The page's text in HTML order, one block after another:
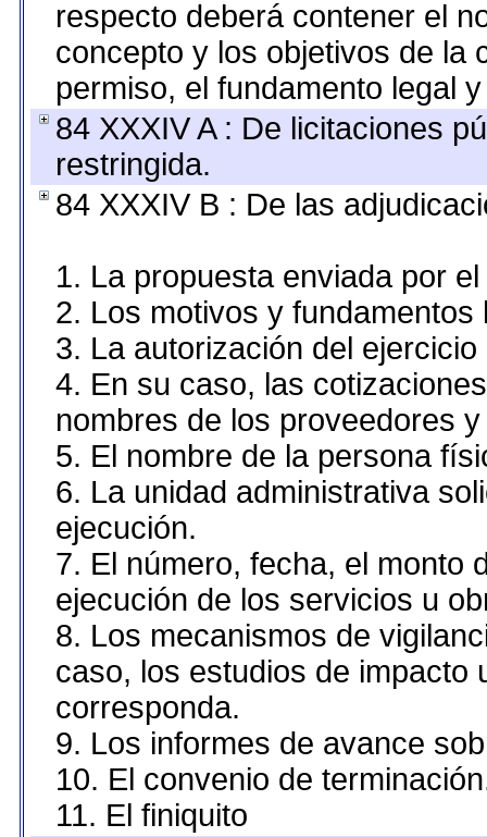
respecto deberá contener el
concepto y los objetivos de la
permiso, el fundamento legal
84 XXXIV A : De licitaciones
restringida.
84 XXXIV B : De las
1. La propuesta enviada por
2. Los motivos y
3. La autorización del
4. En su caso, las
nombres de los proveedores
5. El nombre de la persona
6. La unidad administrativa
ejecución.
7. El número, fecha, el monto
ejecución de los servicios u
8. Los mecanismos de
caso, los estudios de impacto
corresponda.
9. Los informes de avance
10. El convenio de
11. El finiquito